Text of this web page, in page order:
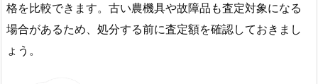
格を比較できます。古い農機具や故障品も査定対象になる
場合があるため、処分する前に査定額を確認しておきまし
ょう。